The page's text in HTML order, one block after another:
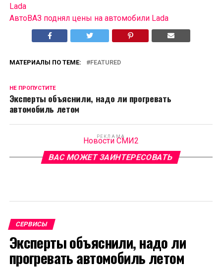
Lada
АвтоВАЗ поднял цены на автомобили Lada
МАТЕРИАЛЫ ПО ТЕМЕ: FEATURED
НЕ ПРОПУСТИТЕ
Эксперты объяснили, надо ли прогревать
автомобиль летом
РЕКЛАМА
Новости СМИ2
ВАС МОЖЕТ ЗАИНТЕРЕСОВАТЬ
СЕРВИСЫ
Эксперты объяснили, надо ли
прогревать автомобиль летом